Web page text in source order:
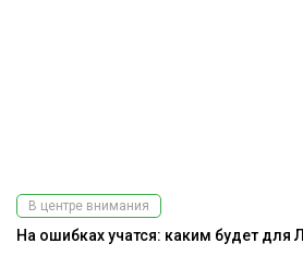
В центре внимания
На ошибках учатся: каким будет для